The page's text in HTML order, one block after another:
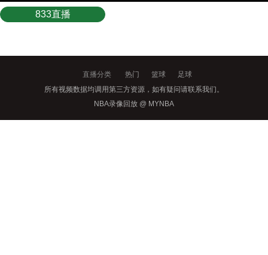
833直播
直播分类 热门 篮球
足球
所有视频数据均调用第三方资源，如有疑问请联系我们。
NBA录像回放 @ MYNBA